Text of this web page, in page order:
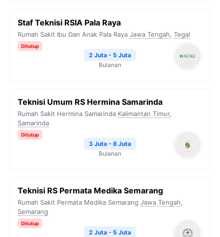
Staf Teknisi RSIA Pala Raya
Rumah Sakit Ibu Dan Anak Pala Raya Jawa Tengah, Tegal
Ditutup
2 Juta - 5 Juta
Bulanan
Teknisi Umum RS Hermina Samarinda
Rumah Sakit Hermina Samarinda Kalimantan Timur,
Samarinda
Ditutup
3 Juta - 8 Juta
Bulanan
Teknisi RS Permata Medika Semarang
Rumah Sakit Permata Medika Semarang Jawa Tengah,
Semarang
Ditutup
2 Juta - 5 Juta